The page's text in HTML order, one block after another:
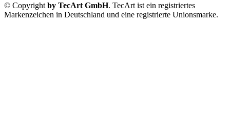
© Copyright by TecArt GmbH. TecArt ist ein registriertes
Markenzeichen in Deutschland und eine registrierte Unionsmarke.